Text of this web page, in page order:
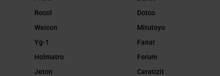
Rocol
Weicon
Yg-1
Holmatro
Jeton
Dotco
Mitutoyo
Fanar
Forum
Ceratizit